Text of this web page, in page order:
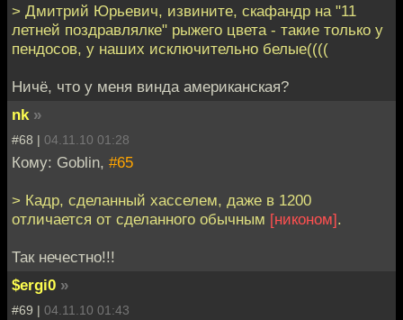
> Дмитрий Юрьевич, извините, скафандр на "11
летней поздравлялке" рыжего цвета - такие только у
пендосов, у наших исключительно белые((((
Ничё, что у меня винда американская?
nk »
#68 | 04.11.10 01:28
Кому: Goblin, #65
> Кадр, сделанный хасселем, даже в 1200
отличается от сделанного обычным [никоном].
Так нечестно!!!
$ergi0 »
#69 | 04.11.10 01:43